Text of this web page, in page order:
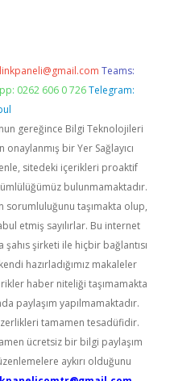
Teams:
0262 606 0 726 Telegram:
gereğince Bilgi Teknolojileri
bir Yer Sağlayıcı
sitedeki içerikleri proaktif
bulunmamaktadır.
sorumluluğunu taşımakta olup,
etmiş sayılırlar. Bu internet
şirketi ile hiçbir bağlantısı
hazırladığımız makaleler
haber niteliği taşımamakta
paylaşım yapılmamaktadır.
tamamen tesadüfidir.
ücretsiz bir bilgi paylaşım
aykırı olduğunu